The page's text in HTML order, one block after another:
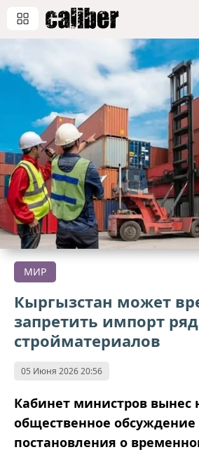
МИР
Кыргызстан может
запретить импорт
стройматериалов
05 Июня 2026 20:56
Кабинет министров вынес
общественное обсуждение
постановления о